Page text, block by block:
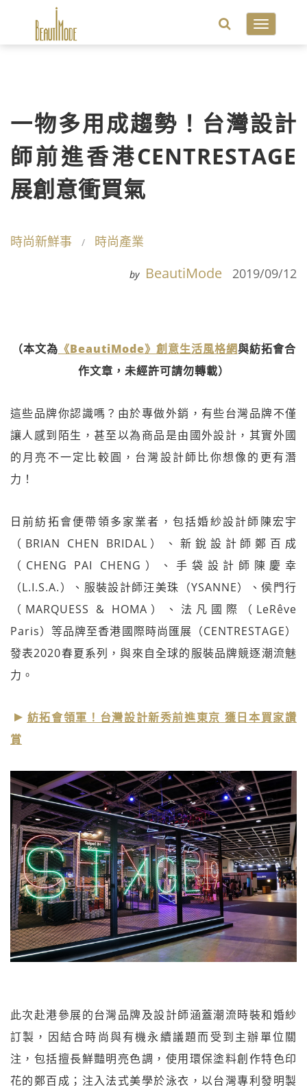
Toggle
一物多用成趨勢！台灣設計
師前進香港CENTRESTAGE
展創意衝買氣
時尚新鮮事 時尚產業
by BeautiMode 2019/09/12
（本文為 《BeautiMode》創意生活風格網與紡拓會合
作文章，未經許可請勿轉載）
這些品牌你認識嗎？由於專做外銷，有些台灣品牌不僅
讓人感到陌生，甚至以為商品是由國外設計，其實外國
的月亮不一定比較圓，台灣設計師比你想像的更有潛
力！
日前紡拓會便帶領多家業者，包括婚紗設計師陳宏宇
（BRIAN CHEN BRIDAL）、新銳設計師鄭百成
（CHENG PAI CHENG）、手袋設計師陳慶幸
（L.I.S.A.）、服裝設計師汪美珠（YSANNE）、侯門行
（MARQUESS & HOMA）、法凡國際（LeRêve
Paris）等品牌至香港國際時尚匯展（CENTRESTAGE）
發表2020春夏系列，與來自全球的服裝品牌競逐潮流魅
力。
紡拓會領軍！台灣設計新秀前進東京 獲日本買家讚
賞
此次赴港參展的台灣品牌及設計師涵蓋潮流時裝和婚紗
訂製，因結合時尚與有機永續議題而受到主辦單位關
注，包括擅長鮮豔明亮色調，使用環保塗料創作特色印
花的鄭百成；注入法式美學於泳衣，以台灣專利發明製